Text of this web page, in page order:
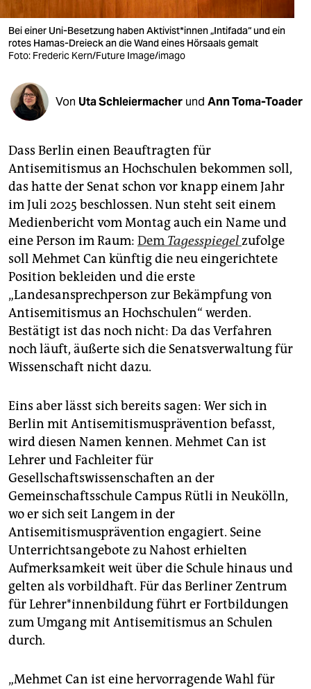
shop
fragen & hilfe
unterstützen
abo
genossenschaft
epaper login
Bei einer Uni-Besetzung haben Ak­ti­vis­t*in­nen „Intifada“ und ein
rotes Hamas-Dreieck an die Wand eines Hörsaals gemalt
Foto: Frederic Kern/Future Image/imago
Von Uta Schleiermacher und Ann Toma-Toader
Dass Berlin einen Beauftragten für
Antisemitismus an Hochschulen bekommen soll,
das hatte der Senat schon vor knapp einem Jahr
im Juli 2025 beschlossen. Nun steht seit einem
Medienbericht vom Montag auch ein Name und
eine Person im Raum: Dem Tagesspiegelzufolge
soll Mehmet Can künftig die neu eingerichtete
Position bekleiden und die erste
„Landesansprechperson zur Bekämpfung von
Antisemitismus an Hochschulen“ werden.
Bestätigt ist das noch nicht: Da das Verfahren
noch läuft, äußerte sich die Senatsverwaltung für
Wissenschaft nicht dazu.
Eins aber lässt sich bereits sagen: Wer sich in
Berlin mit Antisemitismusprävention befasst,
wird diesen Namen kennen. Mehmet Can ist
Lehrer und Fachleiter für
Gesellschaftswissenschaften an der
Gemeinschaftsschule Campus Rütli in Neukölln,
wo er sich seit Langem in der
Antisemitismusprävention engagiert. Seine
Unterrichtsangebote zu Nahost erhielten
Aufmerksamkeit weit über die Schule hinaus und
gelten als vorbildhaft. Für das Berliner Zentrum
für Leh­re­r*in­nen­bil­dung führt er Fortbildungen
zum Umgang mit Antisemitismus an Schulen
durch.
„Mehmet Can ist eine hervorragende Wahl für